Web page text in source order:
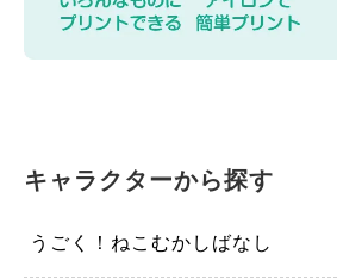
キャラクターから探す
うごく！ねこむかしばなし